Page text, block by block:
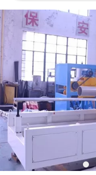
সাইট
ম্যাপ
PRIVACY
POLICY